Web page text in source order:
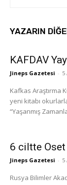
YAZARIN
KAFDAV
Jineps Gazetesi - 5
Kafkas Araştırma
yeni kitabı
“Yaşanmış
6 ciltte Oset
Jineps Gazetesi - 5
Rusya Bilimler